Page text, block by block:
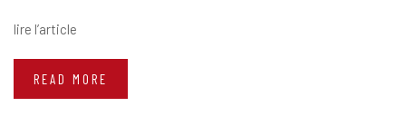
lire l’article
READ MORE